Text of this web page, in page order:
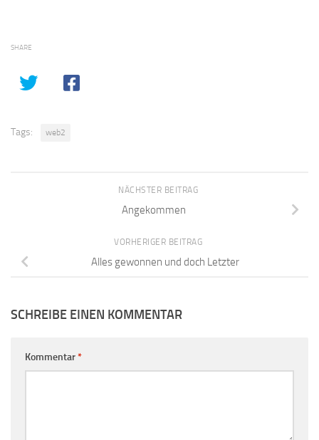
SHARE
Tags: web2
NÄCHSTER BEITRAG
Angekommen
VORHERIGER BEITRAG
Alles gewonnen und doch Letzter
SCHREIBE EINEN KOMMENTAR
Kommentar*